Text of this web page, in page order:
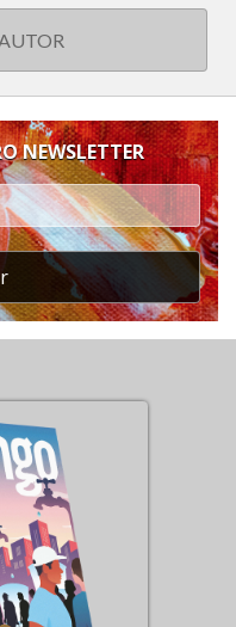
NEWSLETTER